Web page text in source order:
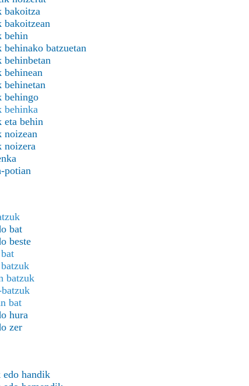
bakoitza
bakoitzean
behin
behinako batzuetan
behinbetan
behinean
behinetan
behingo
behinka
eta behin
noizean
noizera
potian
bat
beste
batzuk
bat
hura
zer
handik